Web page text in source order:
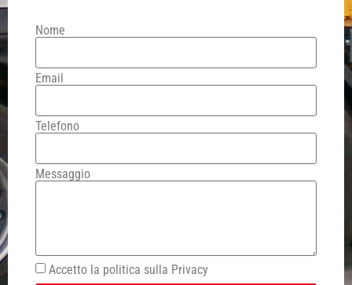
Nome
Email
Telefono
Messaggio
Accetto la politica sulla Privacy